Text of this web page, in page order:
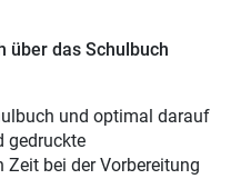
über das Schulbuch
und optimal darauf
gedruckte
bei der Vorbereitung